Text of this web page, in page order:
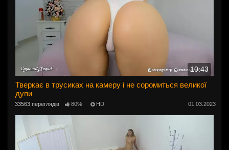
10:43
Тверкає в трусиках на камеру і не соромиться великої
дупи
33563 переглядів 80% HD 01.03.2023